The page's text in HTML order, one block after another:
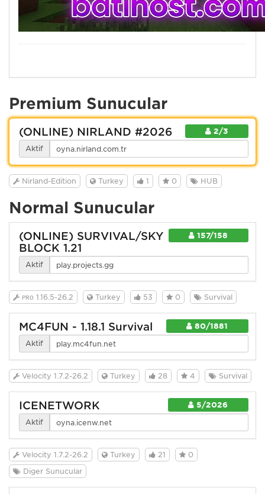
Premium Sunucular
2/3
(ONLINE) NİRLAND #2026
Aktif
Nirland-Edition Turkey 1 0 HUB
Normal Sunucular
157/158
(ONLINE) SURVIVAL/SKY
BLOCK 1.21
Aktif
ᴘʀᴏ 1.16.5-26.2 Turkey 53 0 Survival
80/1881
MC4FUN - 1.18.1 Survival
Aktif
Velocity 1.7.2-26.2 Turkey 28 4 Survival
5/2026
ICENETWORK
Aktif
Velocity 1.7.2-26.2 Turkey 21
0
Diğer Sunucular